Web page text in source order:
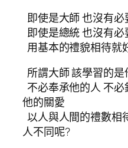
即使是大師 也沒有
即使是總統 也沒有必
用基本的禮貌相待就
所謂大師 該學習的是
不必奉承他的人 不
他的關愛
以人與人間的禮數相
人不同呢?